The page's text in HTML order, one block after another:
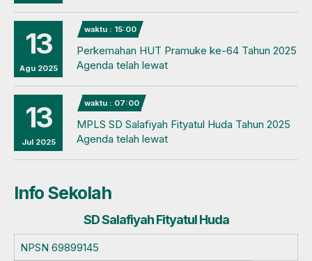
13
Agu 2025
waktu : 15:00
Perkemahan HUT Pramuke ke-64 Tahun 2025
Agenda telah lewat
13
Jul 2025
waktu : 07:00
MPLS SD Salafiyah Fityatul Huda Tahun 2025
Agenda telah lewat
Info Sekolah
SD Salafiyah Fityatul Huda
NPSN 69899145